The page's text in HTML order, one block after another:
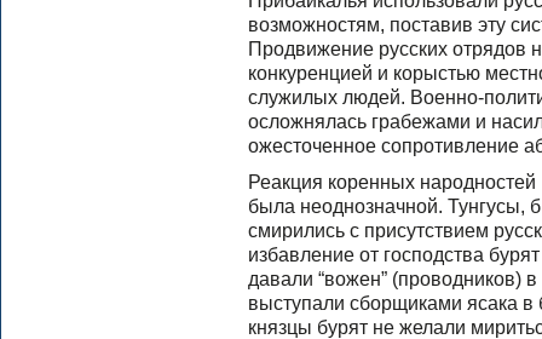
возможностям, поставив эту
Продвижение русских отрядов
конкуренцией и корыстью
служилых людей. Военно-
осложнялась грабежами и
ожесточенное сопротивление
Реакция коренных
была неоднозначной.
смирились с присутствием
избавление от господства
давали “вожен” (проводников)
выступали сборщиками ясака в
князцы бурят не желали